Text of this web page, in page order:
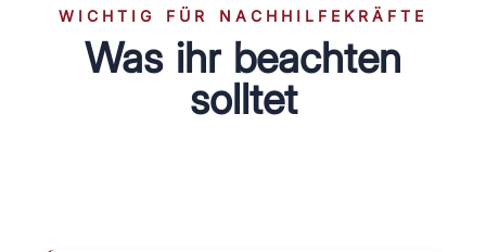
WICHTIG FÜR NACHHILFEKRÄFTE
Was ihr beachten
solltet